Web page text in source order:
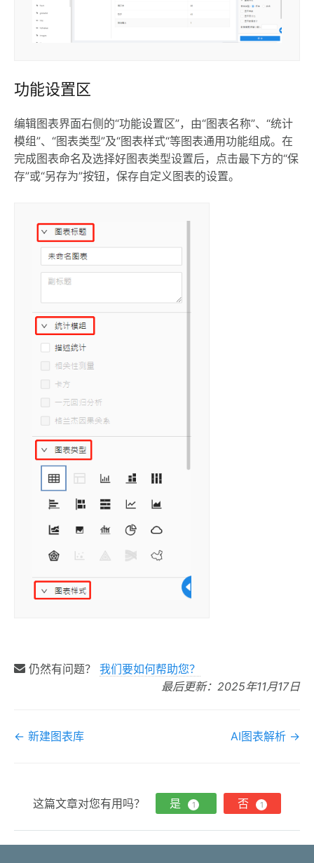
功能设置区
编辑图表界面右侧的“功能设置区”，由“图表名称”、“统计
模组”、“图表类型”及“图表样式“等图表通用功能组成。在
完成图表命名及选择好图表类型设置后，点击最下方的“保
存”或“另存为”按钮，保存自定义图表的设置。
仍然有问题？ 我们要如何帮助您？
最后更新：2025年11月17日
文
档
← 新建图表库 AI图表解析 →
这篇文章对您有用吗？ 是 1 否 1